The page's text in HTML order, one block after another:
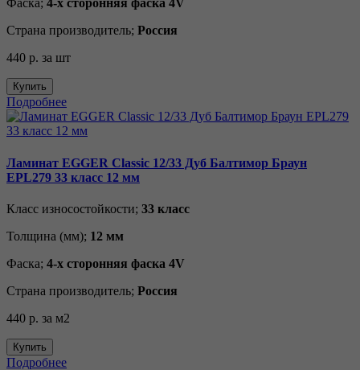
Фаска; 4-х сторонняя фаска 4V
Страна производитель; Россия
440 р. за шт
Купить
Подробнее
Ламинат EGGER Classic 12/33 Дуб Балтимор Браун
EPL279 33 класс 12 мм
Класс износостойкости; 33 класс
Толщина (мм); 12 мм
Фаска; 4-х сторонняя фаска 4V
Страна производитель; Россия
440 р. за м2
Купить
Подробнее